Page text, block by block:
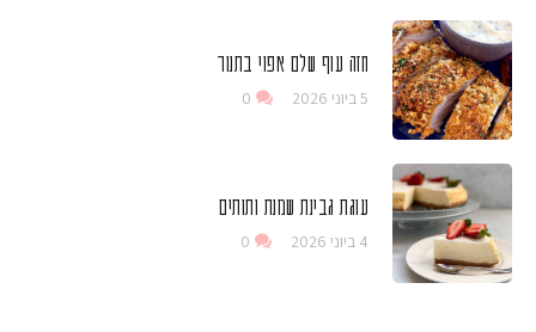
חזה עוף שלם אפוי בתנור
5 ביוני 2026 0
עוגת גבינת שמנת ותותים
4 ביוני 2026 0